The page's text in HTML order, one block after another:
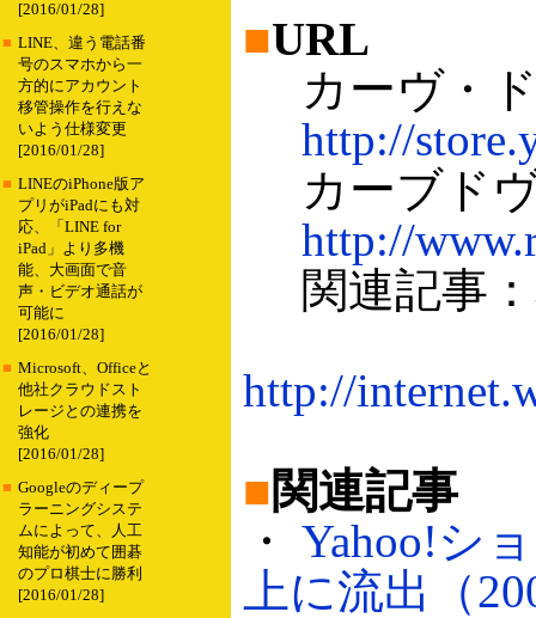
[2016/01/28]
■ LINE、違う電話番
号のスマホから一
方的にアカウント
移管操作を行えな
いよう仕様変更
[2016/01/28]
■ LINEのiPhone版ア
プリがiPadにも対
応、「LINE for
iPad」より多機
能、大画面で音
声・ビデオ通話が
可能に
[2016/01/28]
■ Microsoft、Officeと
他社クラウドスト
レージとの連携を
強化
[2016/01/28]
■ Googleのディープ
ラーニングシステ
ムによって、人工
知能が初めて囲碁
のプロ棋士に勝利
[2016/01/28]
■URL
カーヴ・ド
http://
カーブドヴ
http://
関連記事：
http://
■関連記事
・ Yahoo!シ
上に流出（